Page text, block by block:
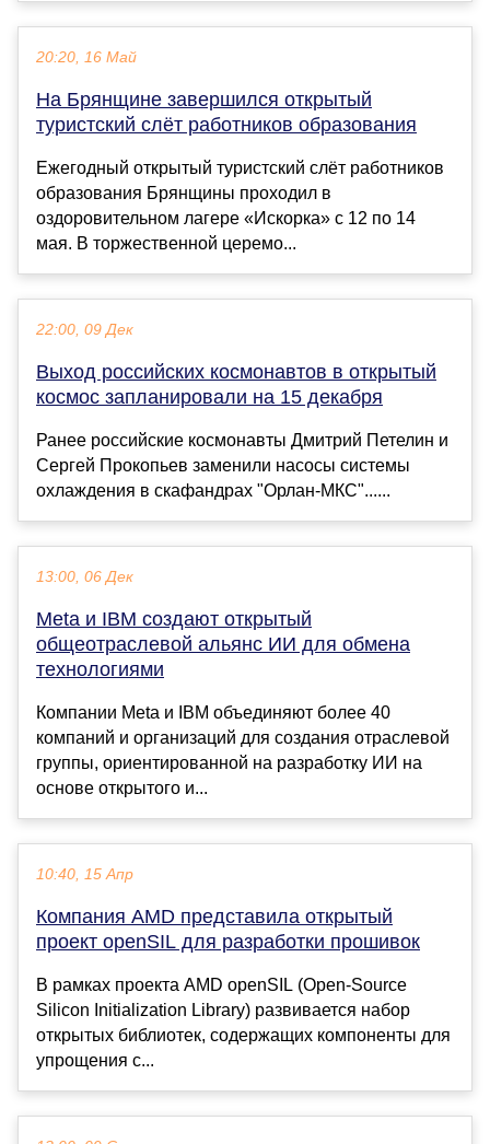
20:20, 16 Май
На Брянщине завершился открытый
туристский слёт работников образования
Ежегодный открытый туристский слёт работников
образования Брянщины проходил в
оздоровительном лагере «Искорка» с 12 по 14
мая. В торжественной церемо...
22:00, 09 Дек
Выход российских космонавтов в открытый
космос запланировали на 15 декабря
Ранее российские космонавты Дмитрий Петелин и
Сергей Прокопьев заменили насосы системы
охлаждения в скафандрах "Орлан-МКС"......
13:00, 06 Дек
Meta и IBM создают открытый
общеотраслевой альянс ИИ для обмена
технологиями
Компании Meta и IBM объединяют более 40
компаний и организаций для создания отраслевой
группы, ориентированной на разработку ИИ на
основе открытого и...
10:40, 15 Апр
Компания AMD представила открытый
проект openSIL для разработки прошивок
В рамках проекта AMD openSIL (Open-Source
Silicon Initialization Library) развивается набор
открытых библиотек, содержащих компоненты для
упрощения с...